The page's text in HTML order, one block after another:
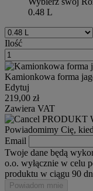
0.48 L
Ilość
Kamionkowa forma
Edytuj
219,00 zł
Zawiera VAT
PRODUKT
Powiadomimy Cię,
Email
Twoje dane będą
o.o. wyłącznie w celu
produktu w ciągu 90
Powiadom mnie